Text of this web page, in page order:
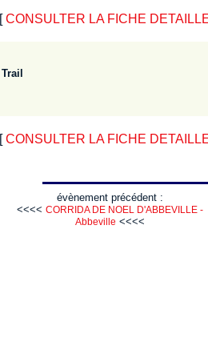
[CONSULTER LA FICHE
Trail
[CONSULTER LA FICHE
évènement précédent :
<<<< CORRIDA DE NOEL D'ABBEVILLE -
Abbeville <<<<